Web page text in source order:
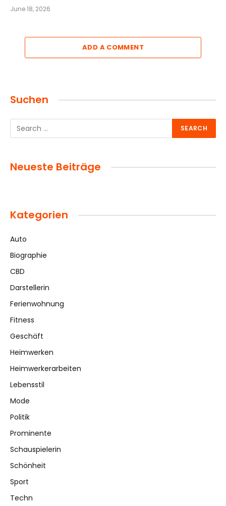
June 18, 2026
ADD A COMMENT
Suchen
Neueste Beiträge
Kategorien
Auto
Biographie
CBD
Darstellerin
Ferienwohnung
Fitness
Geschäft
Heimwerken
Heimwerkerarbeiten
Lebensstil
Mode
Politik
Prominente
Schauspielerin
Schönheit
Sport
Techn